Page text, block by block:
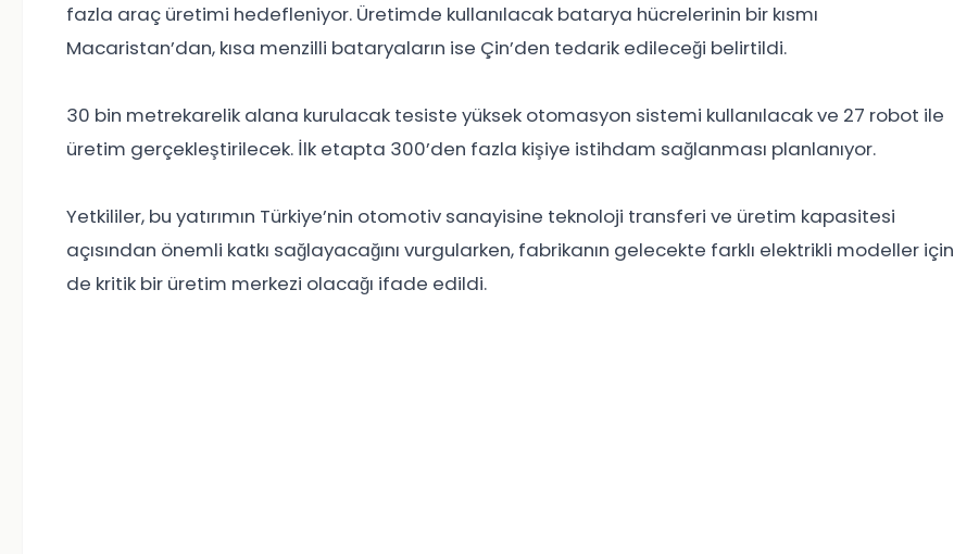
fazla araç üretimi hedefleniyor. Üretimde kullanılacak batarya hücrelerinin bir kısmı
Macaristan’dan, kısa menzilli bataryaların ise Çin’den tedarik edileceği belirtildi.
30 bin metrekarelik alana kurulacak tesiste yüksek otomasyon sistemi kullanılacak ve 27 robot ile
üretim gerçekleştirilecek. İlk etapta 300’den fazla kişiye istihdam sağlanması planlanıyor.
Yetkililer, bu yatırımın Türkiye’nin otomotiv sanayisine teknoloji transferi ve üretim kapasitesi
açısından önemli katkı sağlayacağını vurgularken, fabrikanın gelecekte farklı elektrikli modeller için
de kritik bir üretim merkezi olacağı ifade edildi.